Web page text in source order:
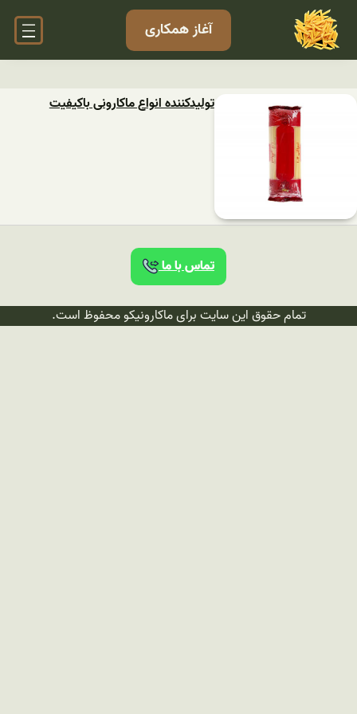
آغاز همکاری
تولیدکننده انواع ماکارونی باکیفیت
تماس با ما
تمام حقوق این سایت برای ماکارونیکو محفوظ است.